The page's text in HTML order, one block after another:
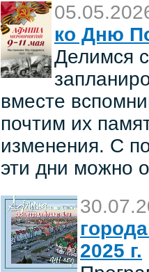
ко Дню
Делимся
вместе
почтим их
изменения. С
эти дни можно
2025 г.